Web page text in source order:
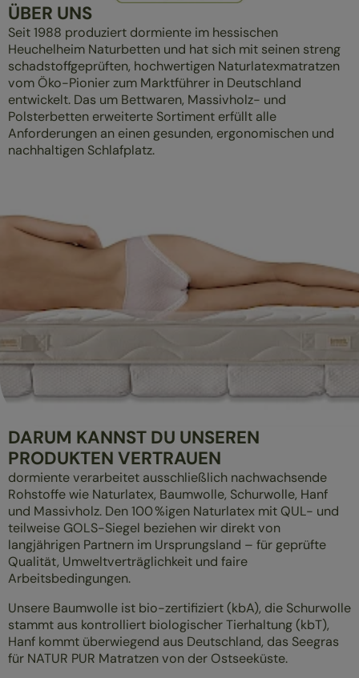
ÜBER UNS
Seit 1988 produziert dormiente im hessischen
Heuchelheim Naturbetten und hat sich mit seinen streng
schadstoffgeprüften, hochwertigen Naturlatexmatratzen
vom Öko-Pionier zum Marktführer in Deutschland
entwickelt. Das um Bettwaren, Massivholz- und
Polsterbetten erweiterte Sortiment erfüllt alle
Anforderungen an einen gesunden, ergonomischen und
nachhaltigen Schlafplatz.
DARUM KANNST DU UNSEREN
PRODUKTEN VERTRAUEN
dormiente verarbeitet ausschließlich nachwachsende
Rohstoffe wie Naturlatex, Baumwolle, Schurwolle, Hanf
und Massivholz. Den 100 %igen Naturlatex mit QUL- und
teilweise GOLS-Siegel beziehen wir direkt von
langjährigen Partnern im Ursprungsland – für geprüfte
Qualität, Umweltverträglichkeit und faire
Arbeitsbedingungen.
Unsere Baumwolle ist bio-zertifiziert (kbA), die Schurwolle
stammt aus kontrolliert biologischer Tierhaltung (kbT),
Hanf kommt überwiegend aus Deutschland, das Seegras
für NATUR PUR Matratzen von der Ostseeküste.